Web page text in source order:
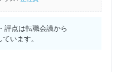
評点は転職会議から
います。